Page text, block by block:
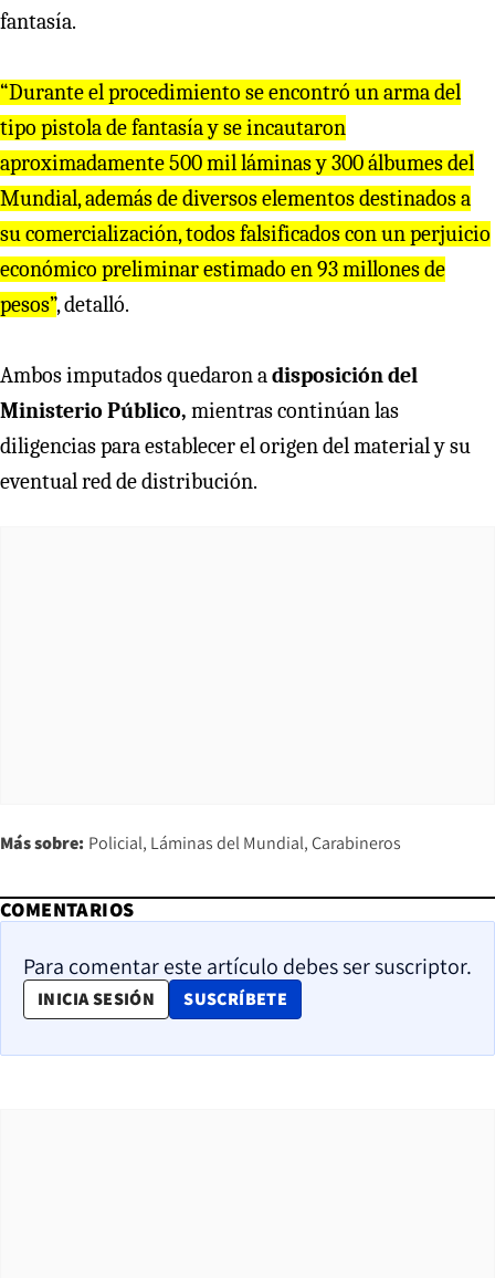
fantasía.
“Durante el procedimiento se encontró un arma del
tipo pistola de fantasía y se incautaron
aproximadamente 500 mil láminas y 300 álbumes del
Mundial, además de diversos elementos destinados a
su comercialización, todos falsificados con un perjuicio
económico preliminar estimado en 93 millones de
pesos”, detalló.
Ambos imputados quedaron adisposición del
Ministerio Público, mientras continúan las
diligencias para establecer el origen del material y su
eventual red de distribución.
Más sobre: Policial Láminas del Mundial Carabineros
COMENTARIOS
Para comentar este artículo debes ser suscriptor.
INICIA SESIÓN SUSCRÍBETE
OPENS IN NEW WINDOW